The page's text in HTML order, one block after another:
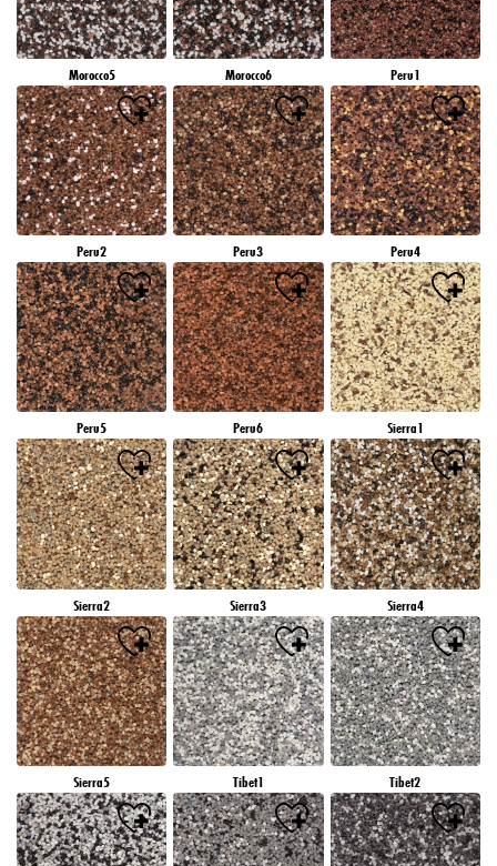
Morocco5 Morocco6 Peru1
Peru2 Peru3 Peru4
Peru5 Peru6 Sierra1
Sierra2 Sierra3 Sierra4
Sierra5 Tibet1 Tibet2